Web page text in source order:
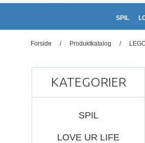
SPIL
Forside / Produktkatalog /
KATEGORIER
SPIL
LOVE UR LIFE